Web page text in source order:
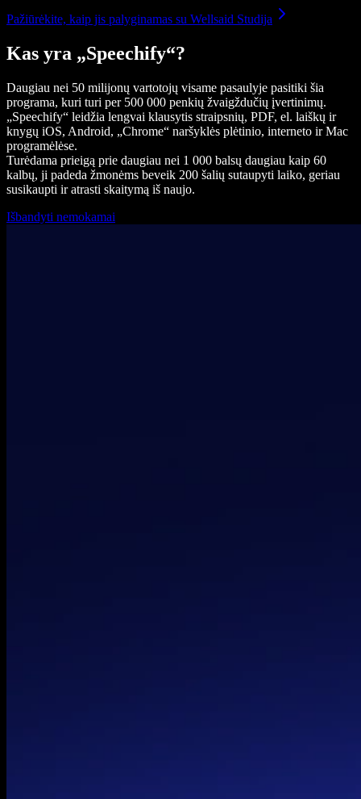
Pažiūrėkite, kaip jis palyginamas su Wellsaid Studija
Kas yra „Speechify“?
Daugiau nei 50 milijonų vartotojų visame pasaulyje pasitiki šia
programa, kuri turi per 500 000 penkių žvaigždučių įvertinimų.
„Speechify“ leidžia lengvai klausytis straipsnių, PDF, el. laiškų ir
knygų iOS, Android, „Chrome“ naršyklės plėtinio, interneto ir Mac
programėlėse.
Turėdama prieigą prie daugiau nei 1 000 balsų daugiau kaip 60
kalbų, ji padeda žmonėms beveik 200 šalių sutaupyti laiko, geriau
susikaupti ir atrasti skaitymą iš naujo.
Išbandyti nemokamai